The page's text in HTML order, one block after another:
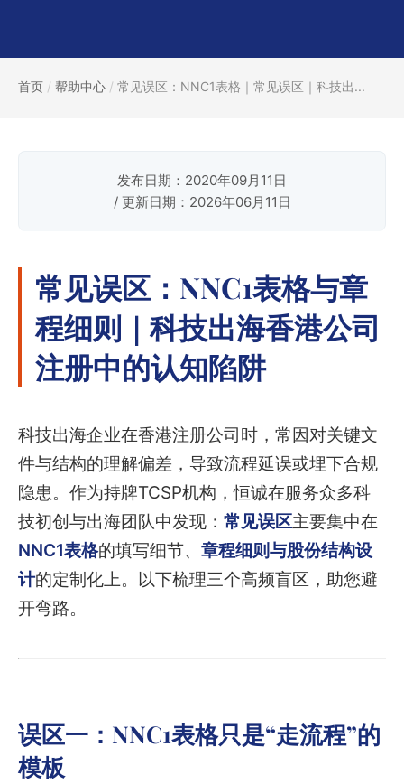
首页 / 帮助中心 / 常见误区：NNC1表格｜常见误区｜科技出...
发布日期：2020年09月11日
/ 更新日期：2026年06月11日
常见误区：NNC1表格与章
程细则｜科技出海香港公司
注册中的认知陷阱
科技出海企业在香港注册公司时，常因对关键文
件与结构的理解偏差，导致流程延误或埋下合规
隐患。作为持牌TCSP机构，恒诚在服务众多科
技初创与出海团队中发现： 常见误区主要集中在
NNC1表格的填写细节、 章程细则与股份结构设
计的定制化上。以下梳理三个高频盲区，助您避
开弯路。
误区一：NNC1表格只是“走流程”的
模板